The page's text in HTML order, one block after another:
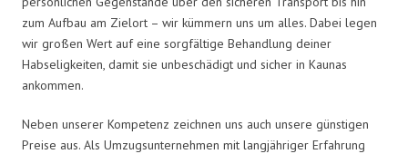
zum Aufbau am Zielort – wir kümmern uns um alles. Dabei legen
wir großen Wert auf eine sorgfältige Behandlung deiner
Habseligkeiten, damit sie unbeschädigt und sicher in Kaunas
ankommen.
Neben unserer Kompetenz zeichnen uns auch unsere günstigen
Preise aus. Als Umzugsunternehmen mit langjähriger Erfahrung